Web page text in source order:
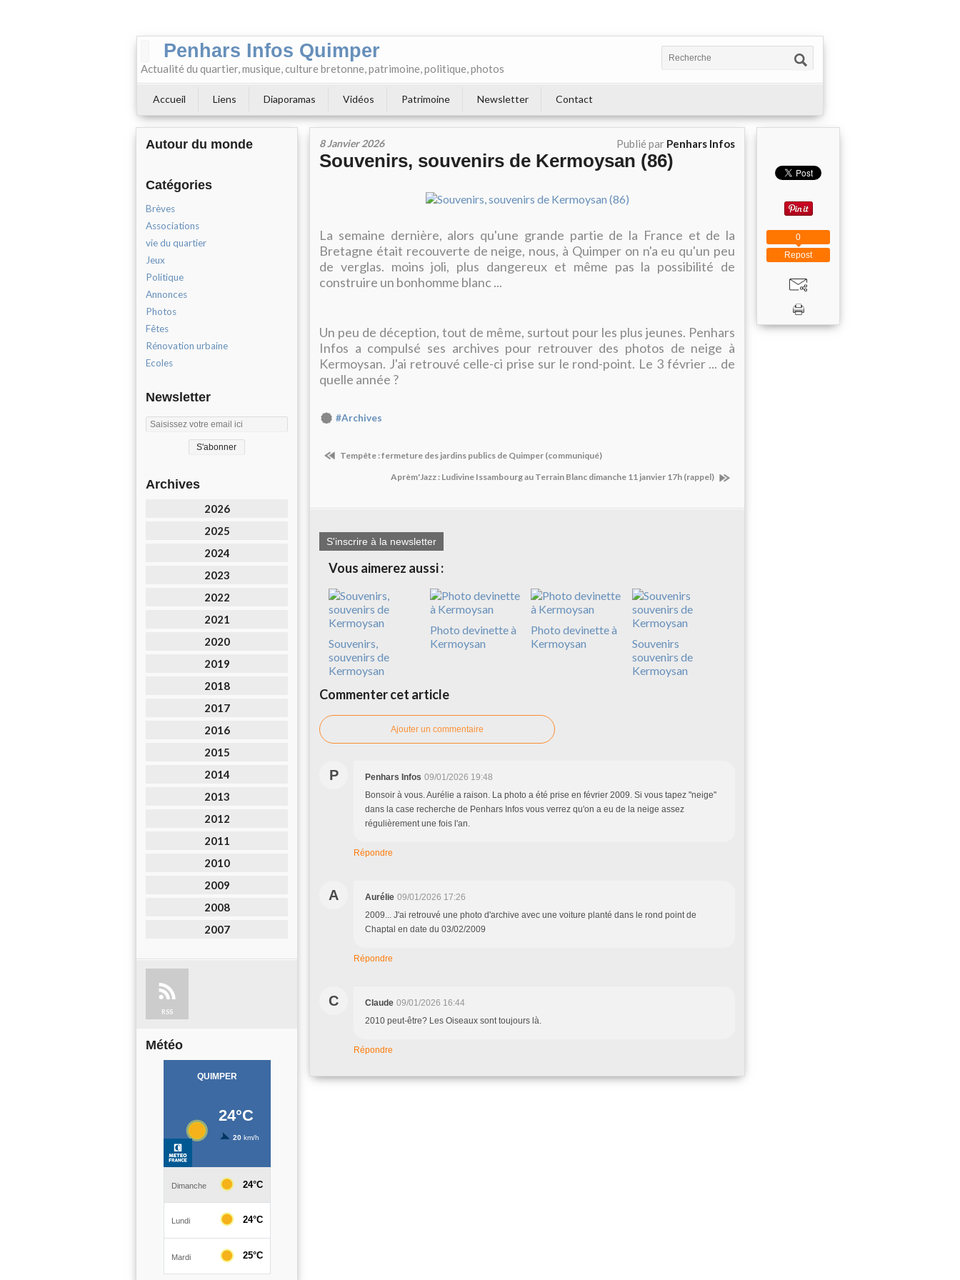
Penhars Infos Quimper
Actualité du quartier, musique, culture bretonne, patrimoine, politique, photos
Accueil Liens Diaporamas Vidéos Patrimoine Newsletter Contact
Autour du monde
Catégories
Brèves
Associations
vie du quartier
Jeux
Politique
Annonces
Photos
Fêtes
Rénovation urbaine
Ecoles
Newsletter
Archives
2026
2025
2024
2023
2022
2021
2020
2019
2018
2017
2016
2015
2014
2013
2012
2011
2010
2009
2008
2007
RSS
Météo
8 Janvier 2026 Publié par Penhars Infos
Souvenirs, souvenirs de Kermoysan (86)
La semaine dernière, alors qu'une grande partie de la France et de la
Bretagne était recouverte de neige, nous, à Quimper on n'a eu qu'un peu
de verglas. moins joli, plus dangereux et même pas la possibilité de
construire un bonhomme blanc ...
Un peu de déception, tout de même, surtout pour les plus jeunes. Penhars
Infos a compulsé ses archives pour retrouver des photos de neige à
Kermoysan. J'ai retrouvé celle-ci prise sur le rond-point. Le 3 février ... de
quelle année ?
#Archives
Tempête : fermeture des jardins publics de Quimper (communiqué)
Aprèm'Jazz : Ludivine Issambourg au Terrain Blanc dimanche 11 janvier 17h (rappel)
S'inscrire à la newsletter
Vous aimerez aussi :
Souvenirs,
souvenirs de
Kermoysan
Photo devinette à
Kermoysan
Photo devinette à
Kermoysan
Souvenirs
souvenirs de
Kermoysan
Commenter cet article
Ajouter un commentaire
P Penhars Infos 09/01/2026 19:48
Bonsoir à vous. Aurélie a raison. La photo a été prise en février 2009. Si vous tapez "neige"
dans la case recherche de Penhars Infos vous verrez qu'on a eu de la neige assez
régulièrement une fois l'an.
Répondre
A Aurélie 09/01/2026 17:26
2009... J'ai retrouvé une photo d'archive avec une voiture planté dans le rond point de
Chaptal en date du 03/02/2009
Répondre
C Claude 09/01/2026 16:44
2010 peut-être? Les Oiseaux sont toujours là.
Répondre
Repost
0